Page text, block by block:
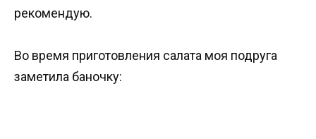
рекомендую.
Во время приготовления салата моя подруга
заметила баночку: